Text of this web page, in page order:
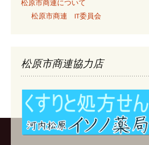
松原市商連について
松原市商連 IT委員会
松原市商連協力店